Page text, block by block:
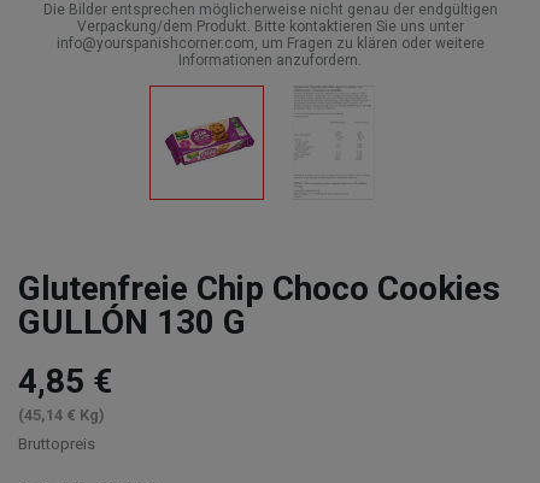
Die Bilder entsprechen möglicherweise nicht genau der endgültigen
Verpackung/dem Produkt. Bitte kontaktieren Sie uns unter
info@yourspanishcorner.com, um Fragen zu klären oder weitere
Informationen anzufordern.
Glutenfreie Chip Choco Cookies
GULLÓN 130 G
4,85 €
(45,14 € Kg)
Bruttopreis